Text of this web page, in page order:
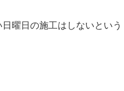
曜日の施工はしないという